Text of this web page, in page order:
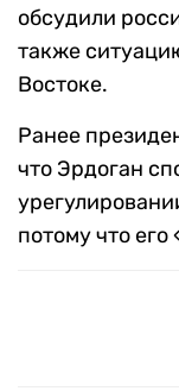
обсудили
также
Востоке.
Ранее
что Эрдоган
потому что